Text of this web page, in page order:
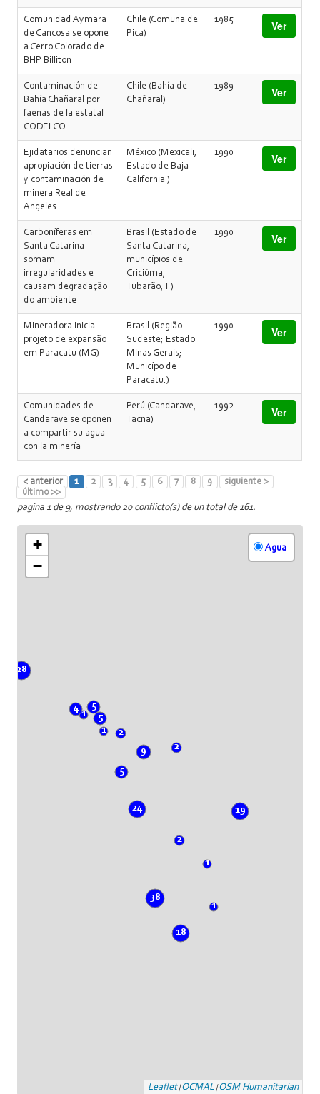
Comunidad Aymara
de Cancosa se opone
a Cerro Colorado de
BHP Billiton
Chile (Comuna de
Pica)
1985 Ver
Contaminación de
Bahía Chañaral por
faenas de la estatal
CODELCO
Chile (Bahía de
Chañaral)
1989 Ver
Ejidatarios denuncian
apropiación de tierras
y contaminación de
minera Real de
Angeles
México (Mexicali,
Estado de Baja
California )
1990 Ver
Carboníferas em
Santa Catarina
somam
irregularidades e
causam degradação
do ambiente
Brasil (Estado de
Santa Catarina,
municípios de
Criciúma,
Tubarão, F)
1990 Ver
Mineradora inicia
projeto de expansão
em Paracatu (MG)
Brasil (Região
Sudeste; Estado
Minas Gerais;
Municípo de
Paracatu.)
1990 Ver
Comunidades de
Candarave se oponen
a compartir su agua
con la minería
Perú (Candarave,
Tacna)
1992 Ver
< anterior 1 2 3 4 5 6 7 8 9
siguiente >
último >>
pagina 1 de 9, mostrando 20 conflicto(s) de un total de 161.
1
1
4 5
28
5
2
18
2
19
38
9
5
1
24
1
2
+
−
Agua
Leaflet|OCMAL|OSM Humanitarian